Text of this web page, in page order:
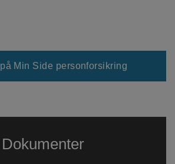
Min Side personforsikring
Dokumenter